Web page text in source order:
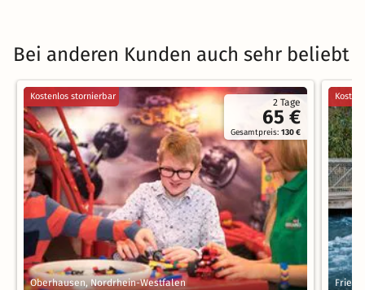
Bei anderen Kunden auch sehr beliebt
2 Tage
65 €
Gesamtpreis:130 €
Kostenlos stornierbar
Oberhausen, Nordrhein-Westfalen